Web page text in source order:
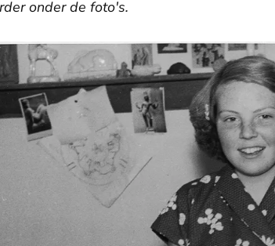
onder de foto's.